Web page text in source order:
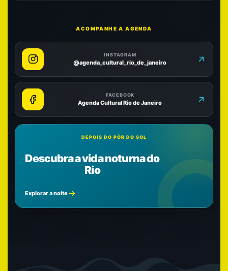
ACOMPANHE A AGENDA
INSTAGRAM
@agenda_cultural_rio_de_janeiro
FACEBOOK
Agenda Cultural Rio de Janeiro
DEPOIS DO PÔR DO SOL
Descubra a vida noturna do
Rio
Explorar a noite